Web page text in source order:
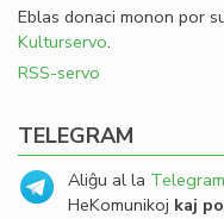
Eblas donaci monon por
Kulturservo.
RSS-servo
TELEGRAM
Aliĝu al la
HeKomunikoj kaj